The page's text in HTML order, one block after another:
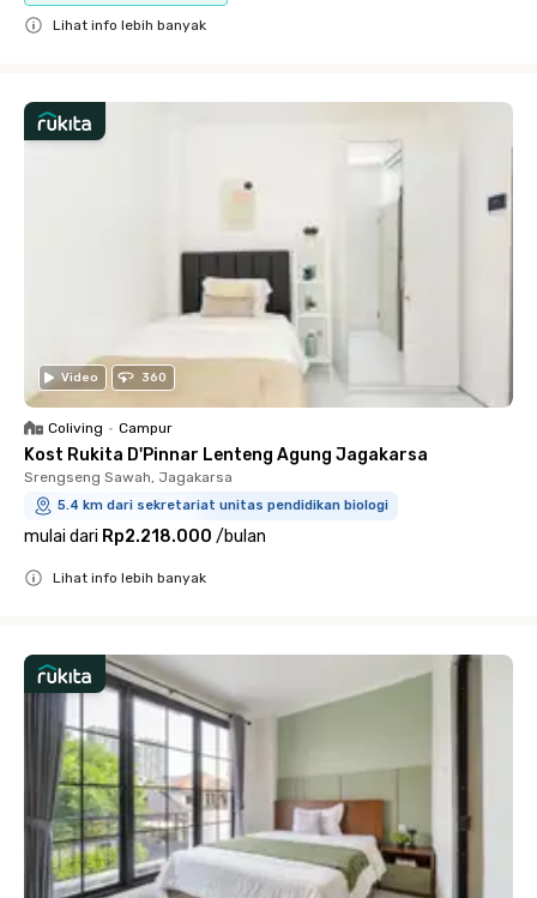
Lihat info lebih banyak
Video 360
Coliving • Campur
Kost Rukita D'Pinnar Lenteng Agung Jagakarsa
Srengseng Sawah, Jagakarsa
5.4 km dari sekretariat unitas pendidikan biologi
mulai dari Rp2.218.000 /bulan
Lihat info lebih banyak